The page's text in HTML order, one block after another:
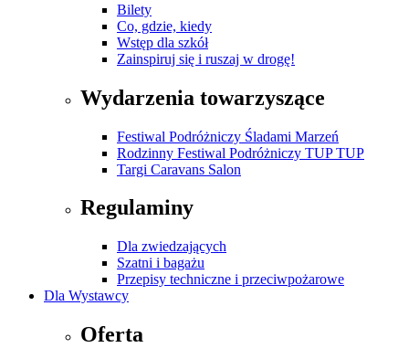
Bilety
Co, gdzie, kiedy
Wstęp dla szkół
Zainspiruj się i ruszaj w drogę!
Wydarzenia towarzyszące
Festiwal Podróżniczy Śladami Marzeń
Rodzinny Festiwal Podróżniczy TUP TUP
Targi Caravans Salon
Regulaminy
Dla zwiedzających
Szatni i bagażu
Przepisy techniczne i przeciwpożarowe
Dla Wystawcy
Oferta